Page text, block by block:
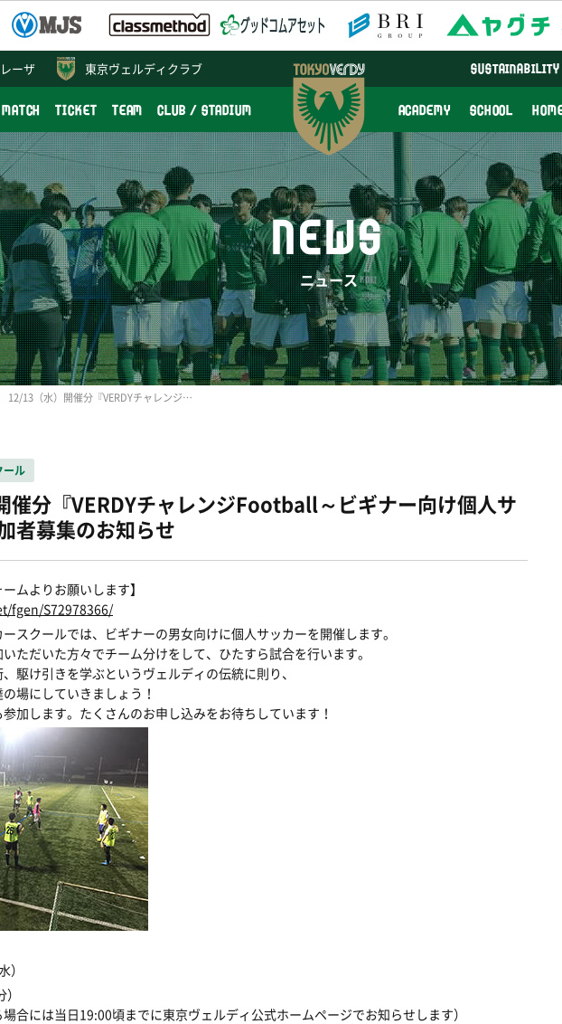
東京ヴェルディクラブ SUSTAINABILITY
MATCH TICKET TEAM CLUB / STADIUM ACADEMY SCHOOL
ーザ
NEWS
ニュース
12/13（水）開催分『VERDYチャレンジFootball～ビギナー向け個人サッカー～』参加者募集のお知らせ
ール
催分『VERDYチャレンジFootball～ビギナー向け個人サ
者募集のお知らせ
ムよりお願いします】
fgen/S72978366/
スクールでは、ビギナーの男女向けに個人サッカーを開催します。
ただいた方々でチーム分けをして、ひたすら試合を行います。
駆け引きを学ぶというヴェルディの伝統に則り、
場にしていきましょう！
加します。たくさんのお申し込みをお待ちしています！
合には当日19:00頃までに東京ヴェルディ公式ホームページでお知らせします）